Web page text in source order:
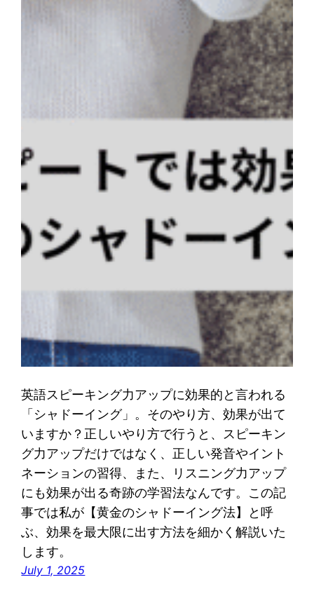
英語スピーキング力アップに効果的と言われる
「シャドーイング」。そのやり方、効果が出て
いますか？正しいやり方で行うと、スピーキン
グ力アップだけではなく、正しい発音やイント
ネーションの習得、また、リスニング力アップ
にも効果が出る奇跡の学習法なんです。この記
事では私が【黄金のシャドーイング法】と呼
ぶ、効果を最大限に出す方法を細かく解説いた
します。
July 1, 2025